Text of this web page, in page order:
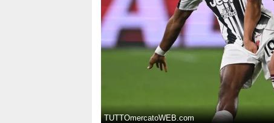
TUTTOmercatoWEB.com